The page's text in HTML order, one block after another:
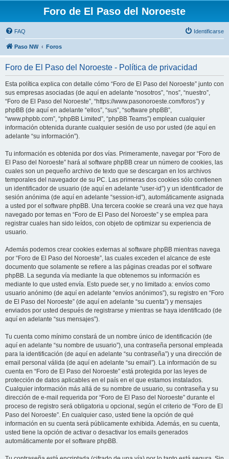
Foro de El Paso del Noroeste
FAQ Identificarse
Paso NW Foros
Foro de El Paso del Noroeste - Política de privacidad
Esta política explica con detalle cómo “Foro de El Paso del Noroeste” junto con
sus empresas asociadas (de aquí en adelante “nosotros”, “nos”, “nuestro”,
“Foro de El Paso del Noroeste”, “https://www.pasonoroeste.com/foros”) y
phpBB (de aquí en adelante “ellos”, “sus”, “software phpBB”,
“www.phpbb.com”, “phpBB Limited”, “phpBB Teams”) emplean cualquier
información obtenida durante cualquier sesión de uso por usted (de aquí en
adelante “su información”).
Tu información es obtenida por dos vías. Primeramente, navegar por “Foro de
El Paso del Noroeste” hará al software phpBB crear un número de cookies, las
cuales son un pequeño archivo de texto que se descargan en los archivos
temporales del navegador de su PC. Las primeras dos cookies sólo contienen
un identificador de usuario (de aquí en adelante “user-id”) y un identificador de
sesión anónima (de aquí en adelante “session-id”), automáticamente asignada
a usted por el software phpBB. Una tercera cookie se creará una vez que haya
navegado por temas en “Foro de El Paso del Noroeste” y se emplea para
registrar cuales han sido leídos, con objeto de optimizar su experiencia de
usuario.
Además podemos crear cookies externas al software phpBB mientras navega
por “Foro de El Paso del Noroeste”, las cuales exceden el alcance de este
documento que solamente se refiere a las páginas creadas por el software
phpBB. La segunda vía mediante la que obtenemos su información es
mediante lo que usted envía. Esto puede ser, y no limitado a: envíos como
usuario anónimo (de aquí en adelante “envíos anónimos”), su registro en “Foro
de El Paso del Noroeste” (de aquí en adelante “su cuenta”) y mensajes
enviados por usted después de registrarse y mientras se haya identificado (de
aquí en adelante “sus mensajes”).
Tu cuenta como mínimo constará de un nombre único de identificación (de
aquí en adelante “su nombre de usuario”), una contraseña personal empleada
para la identificación (de aquí en adelante “su contraseña”) y una dirección de
email personal válida (de aquí en adelante “su email”). La información de su
cuenta en “Foro de El Paso del Noroeste” está protegida por las leyes de
protección de datos aplicables en el país en el que estamos instalados.
Cualquier información más allá de su nombre de usuario, su contraseña y su
dirección de e-mail requerida por “Foro de El Paso del Noroeste” durante el
proceso de registro será obligatoria u opcional, según el criterio de “Foro de El
Paso del Noroeste”. En cualquier caso, usted tiene la opción de qué
información en su cuenta será públicamente exhibida. Además, en su cuenta,
usted tiene la opción de activar o desactivar los emails generados
automáticamente por el software phpBB.